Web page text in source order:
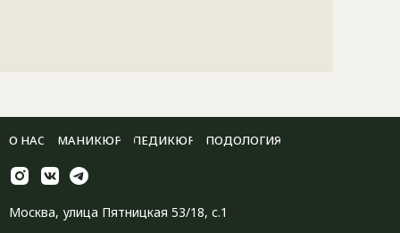
Москва, улица Пятницкая 53/18, с.1
О НАС МАНИКЮР ПЕДИКЮР ПОДОЛОГИЯ